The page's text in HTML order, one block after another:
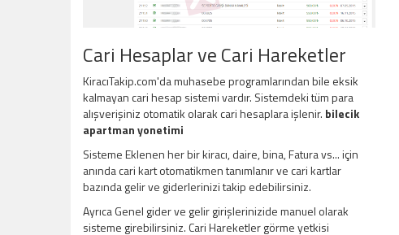
Cari Hesaplar ve Cari Hareketler
KiracıTakip.com'da muhasebe programlarından bile eksik
kalmayan cari hesap sistemi vardır. Sistemdeki tüm para
alışverişiniz otomatik olarak cari hesaplara işlenir. bilecik
apartman yonetimi
Sisteme Eklenen her bir kiracı, daire, bina, Fatura vs... için
anında cari kart otomatikmen tanımlanır ve cari kartlar
bazında gelir ve giderlerinizi takip edebilirsiniz.
Ayrıca Genel gider ve gelir girişlerinizide manuel olarak
sisteme girebilirsiniz. Cari Hareketler görme yetkisi